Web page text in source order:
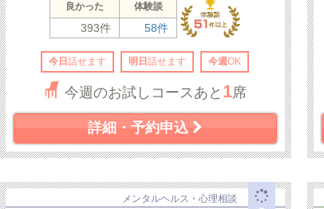
良かった 体験談
393件 58件
今日話せます 明日話せます 今週OK
今週のお試しコースあと 1席
詳細・予約申込
メンタルヘルス・心理相談